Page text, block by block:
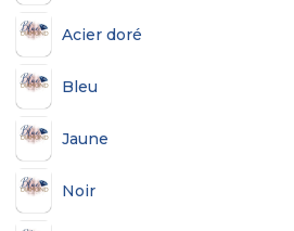
Acier doré
Bleu
Jaune
Noir